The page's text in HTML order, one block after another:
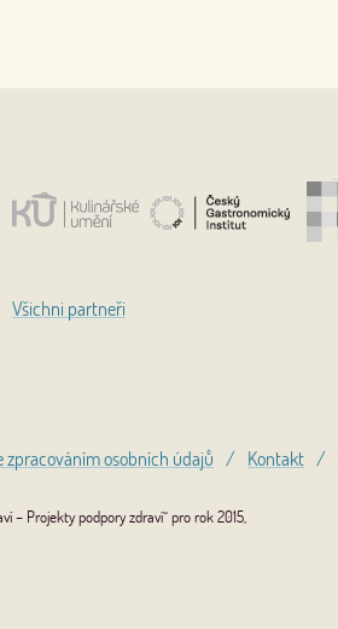
Všichni partneři
zpracováním osobních údajů / Kontakt /
– Projekty podpory zdraví“ pro rok 2015,